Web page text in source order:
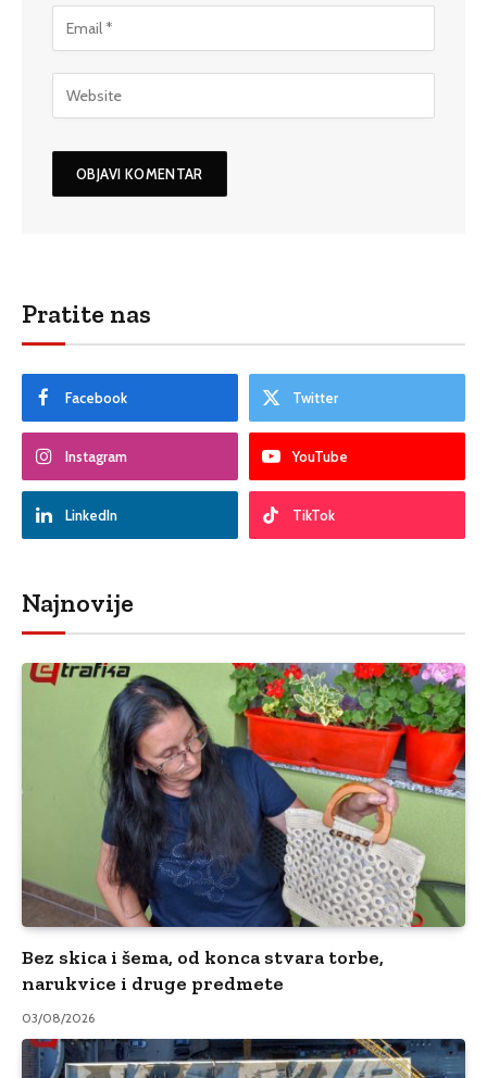
Pratite nas
Facebook Twitter
Instagram YouTube
LinkedIn TikTok
Najnovije
Bez skica i šema, od konca stvara torbe,
narukvice i druge predmete
03/08/2026